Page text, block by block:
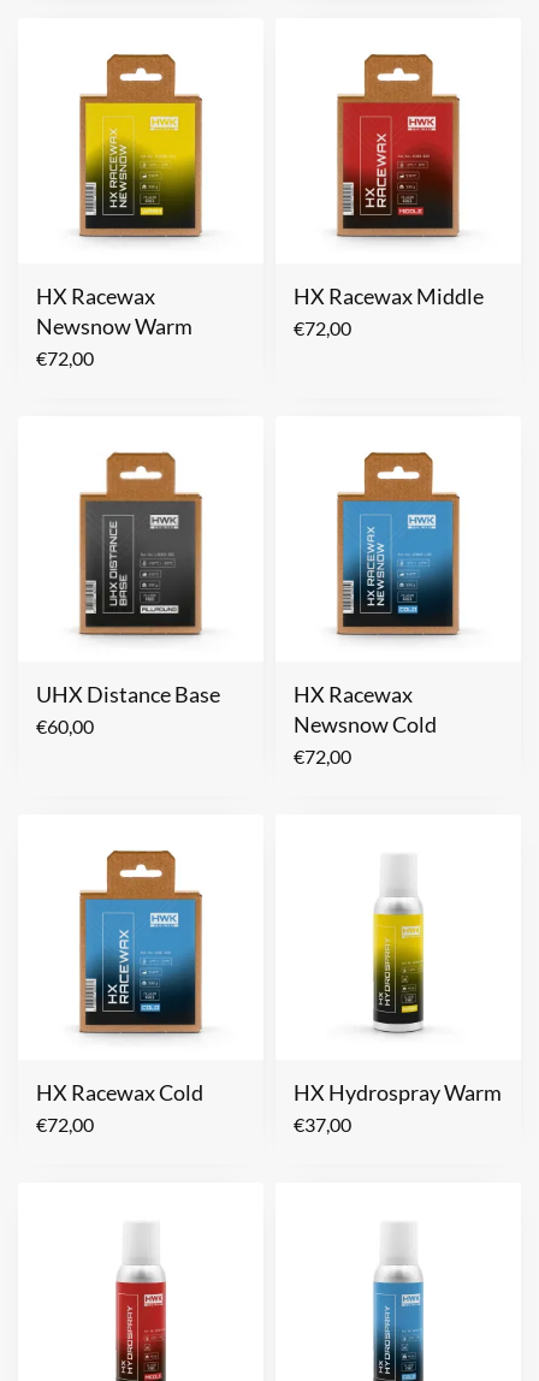
HX Racewax
Newsnow Warm
€72,00
HX Racewax Middle
€72,00
UHX Distance Base
€60,00
HX Racewax
Newsnow Cold
€72,00
HX Racewax Cold
€72,00
HX Hydrospray Warm
€37,00